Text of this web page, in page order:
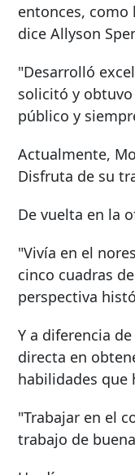
entonces, como
dice Allyson
"Desarrolló
solicitó y
público y
Actualmente,
Disfruta de su
De vuelta en la
"Vivía en el
cinco cuadras
perspectiva
Y a diferencia
directa en
habilidades que
"Trabajar en el
trabajo de